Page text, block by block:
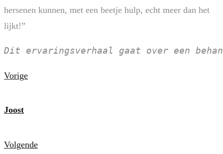
hersenen kunnen, met een beetje hulp, echt meer dan het
lijkt!”
Dit ervaringsverhaal gaat over een
Vorige
Joost
Volgende